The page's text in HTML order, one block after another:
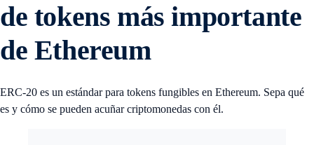
de tokens más importante
de Ethereum
ERC-20 es un estándar para tokens fungibles en Ethereum. Sepa qué
es y cómo se pueden acuñar criptomonedas con él.